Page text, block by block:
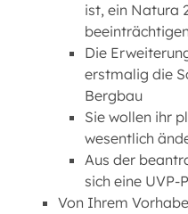
ist, ein Natura
Die
erstmalig die
Bergbau
Sie wollen ihr
wesentlich
Aus der
sich eine UVP-
Von Ihrem